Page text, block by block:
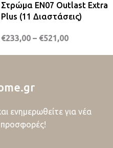
Στρώμα EN07 Outlast Extra
Plus (11 Διαστάσεις)
€233,00 – €521,00
ενημερωθείτε για νέα
προσφορές!